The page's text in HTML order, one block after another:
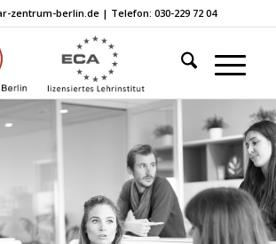
zentrum-berlin.de | Telefon: 030-229 72 04